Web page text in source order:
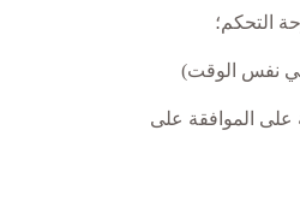
التحكم؛
في نفس الوقت)
على الموافقة على